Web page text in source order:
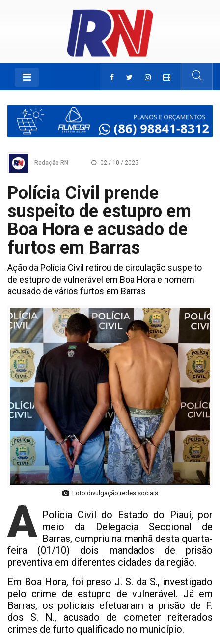
Redação RN 02 / 10 / 2025
Polícia Civil prende
suspeito de estupro em
Boa Hora e acusado de
furtos em Barras
Ação da Polícia Civil retirou de circulação suspeito
de estupro de vulnerável em Boa Hora e homem
acusado de vários furtos em Barras
Foto divulgação redes sociais
A Polícia Civil do Estado do Piauí, por
meio da Delegacia Seccional de
Barras, cumpriu na manhã desta quarta-
feira (01/10) dois mandados de prisão
preventiva em diferentes cidades da região.
Em Boa Hora, foi preso J. S. da S., investigado
pelo crime de estupro de vulnerável. Já em
Barras, os policiais efetuaram a prisão de F.
dos S. N., acusado de cometer reiterados
crimes de furto qualificado no município.